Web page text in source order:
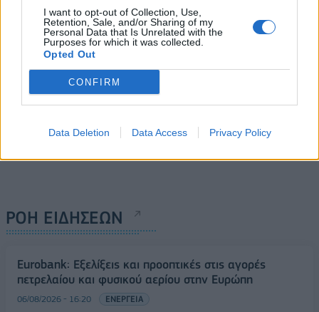
I want to opt-out of Collection, Use,
Retention, Sale, and/or Sharing of my
Personal Data that Is Unrelated with the
Purposes for which it was collected.
Opted Out
CONFIRM
Data Deletion Data Access Privacy Policy
10/04/2024 - 12:50
ΡΟΗ ΕΙΔΗΣΕΩΝ
Eurobank: Εξελίξεις και προοπτικές στις αγορές
πετρελαίου και φυσικού αερίου στην Ευρώπη
06/08/2026 - 16:20 ΕΝΕΡΓΕΙΑ